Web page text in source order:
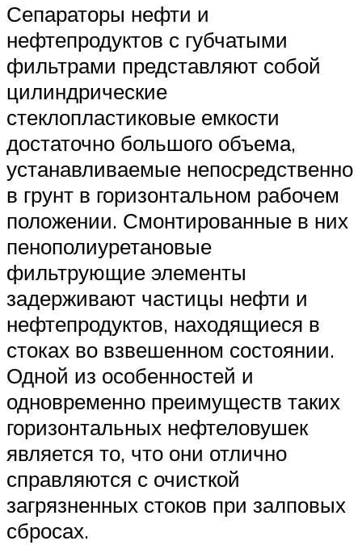
Сепараторы нефти и
нефтепродуктов с губчатыми
фильтрами представляют собой
цилиндрические
стеклопластиковые емкости
достаточно большого объема,
устанавливаемые непосредственно
в грунт в горизонтальном рабочем
положении. Смонтированные в них
пенополиуретановые
фильтрующие элементы
задерживают частицы нефти и
нефтепродуктов, находящиеся в
стоках во взвешенном состоянии.
Одной из особенностей и
одновременно преимуществ таких
горизонтальных нефтеловушек
является то, что они отлично
справляются с очисткой
загрязненных стоков при залповых
сбросах.